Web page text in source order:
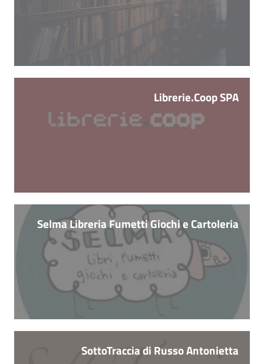
Librerie.Coop SPA
Selma Libreria Fumetti Giochi e Cartoleria
SottoTraccia di Russo Antonietta